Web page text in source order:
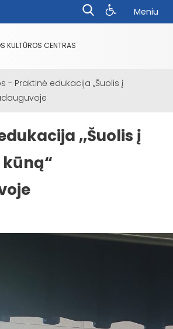
Meniu
KULTŪROS CENTRAS
- Praktinė edukacija ,,Šuolis į
,,Šuolis į